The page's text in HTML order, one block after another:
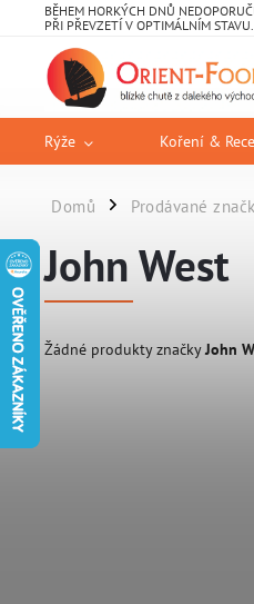
BĚHEM HORKÝCH DNŮ
PŘI PŘEVZETÍ V OPTIMÁLNÍM STAVU.
Rýže Koření &
Domů / Prodávané
John West
Žádné produkty značkyJohn